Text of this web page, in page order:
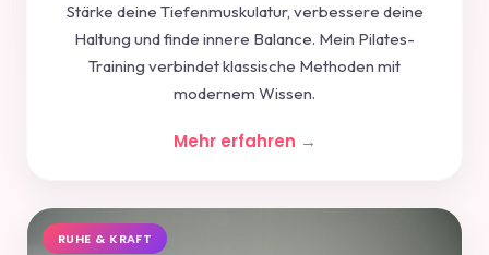
Stärke deine Tiefenmuskulatur, verbessere deine
Haltung und finde innere Balance. Mein Pilates-
Training verbindet klassische Methoden mit
modernem Wissen.
Mehr erfahren →
RUHE & KRAFT